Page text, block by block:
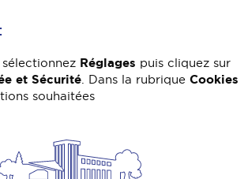
Réglages puis cliquez sur
et Sécurité. Dans la rubrique Cookies
souhaitées